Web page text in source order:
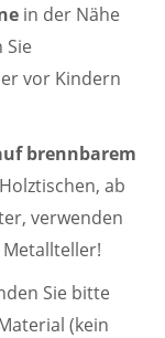
in der Nähe
vor Kindern
brennbarem
ab
verwenden
Sie bitte
(kein